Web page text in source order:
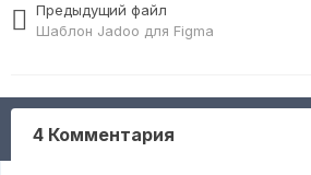
Предыдущий файл
Шаблон Jadoo для Figma
4 Комментария